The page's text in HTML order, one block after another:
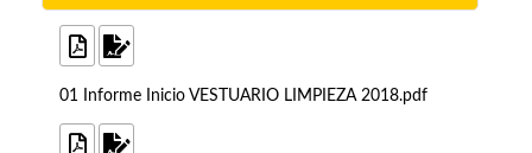
01 Informe Inicio VESTUARIO LIMPIEZA 2018.pdf